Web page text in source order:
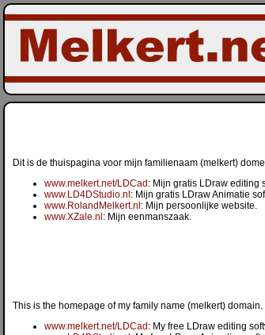
Dit is de thuispagina voor mijn familienaam (melkert)
www.melkert.net/LDCad : Mijn gratis LDraw editing
www.LD4DStudio.nl : Mijn gratis LDraw Animatie
www.RolandMelkert.nl : Mijn persoonlijke website.
www.XZale.nl : Mijn eenmanszaak.
This is the homepage of my family name (melkert)
www.melkert.net/LDCad : My free LDraw editing